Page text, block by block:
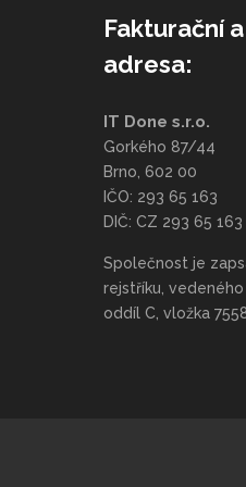
Fakturační
adresa:
IT Done s.r.o.
Gorkého 87/44
Brno, 602 00
IČO: 293 65 163
DIČ: CZ 293 65 163
Společnost je
rejstříku,
oddíl C, vložka